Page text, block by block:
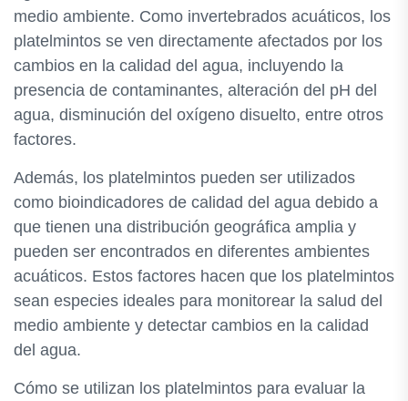
medio ambiente. Como invertebrados acuáticos, los
platelmintos se ven directamente afectados por los
cambios en la calidad del agua, incluyendo la
presencia de contaminantes, alteración del pH del
agua, disminución del oxígeno disuelto, entre otros
factores.
Además, los platelmintos pueden ser utilizados
como bioindicadores de calidad del agua debido a
que tienen una distribución geográfica amplia y
pueden ser encontrados en diferentes ambientes
acuáticos. Estos factores hacen que los platelmintos
sean especies ideales para monitorear la salud del
medio ambiente y detectar cambios en la calidad
del agua.
Cómo se utilizan los platelmintos para evaluar la